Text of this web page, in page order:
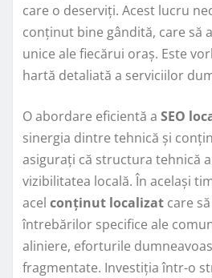
care o deserviți. Acest lucru
conținut bine gândită, care să
unice ale fiecărui oraș. Este
hartă detaliată a serviciilor
O abordare eficientă a SEO
sinergia dintre tehnică și
asigurați că structura tehnică
vizibilitatea locală. În același
acel conținut localizat care
întrebărilor specifice ale
aliniere, eforturile
fragmentate. Investiția într-o